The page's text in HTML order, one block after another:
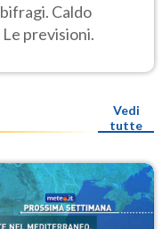
Caldo
previsioni.
Vedi
tutte